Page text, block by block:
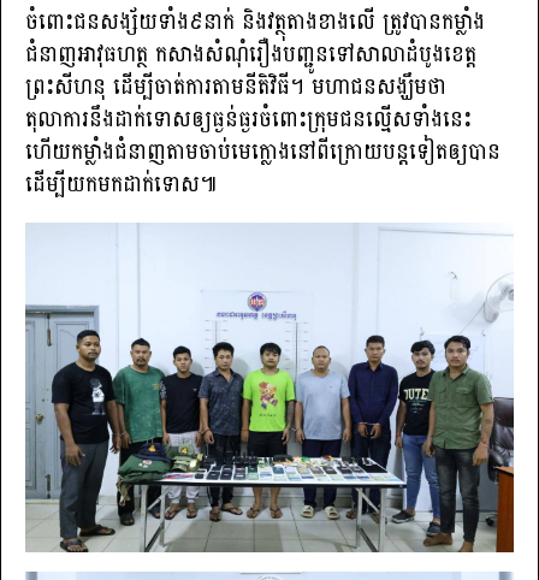
ចំពោះជនសង្ស័យទាំង៩នាក់ និងវត្ថុតាងខាងលើ ត្រូវបានកម្លាំង
ជំនាញអាវុធហត្ថ កសាងសំណុំរឿងបញ្ជូនទៅសាលាដំបូងខេត្ដ
ព្រះសីហនុ ដើម្បីចាត់ការតាមនីតិវិធី។ មហាជនសង្ឃឹមថា
តុលាការនឹងដាក់ទោសឲ្យធ្ងន់ធ្ងរចំពោះក្រុមជនល្មើសទាំងនេះ
ហើយកម្លាំងជំនាញតាមចាប់មេក្លោងនៅពីក្រោយបន្តទៀតឲ្យបាន
ដើម្បីយកមកដាក់ទោស៕